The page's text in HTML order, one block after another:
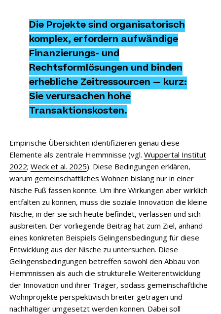
Die Projekte sind organisatorisch
komplex, erfordern aufwändige
Finanzierungs- und
Rechtsformlösungen und binden
erhebliche Zeitressourcen — kurz:
Sie verursachen hohe
Transaktionskosten.
Empirische Übersichten identifizieren genau diese
Elemente als zentrale Hemmnisse (vgl. Wuppertal Institut
2022; Weck et al. 2025). Diese Bedingungen erklären,
warum gemeinschaftliches Wohnen bislang nur in einer
Nische Fuß fassen konnte. Um ihre Wirkungen aber wirklich
entfalten zu können, muss die soziale Innovation die kleine
Nische, in der sie sich heute befindet, verlassen und sich
ausbreiten. Der vorliegende Beitrag hat zum Ziel, anhand
eines konkreten Beispiels Gelingensbedingung für diese
Entwicklung aus der Nische zu untersuchen. Diese
Gelingensbedingungen betreffen sowohl den Abbau von
Hemmnissen als auch die strukturelle Weiterentwicklung
der Innovation und ihrer Träger, sodass gemeinschaftliche
Wohnprojekte perspektivisch breiter getragen und
nachhaltiger umgesetzt werden können. Dabei soll